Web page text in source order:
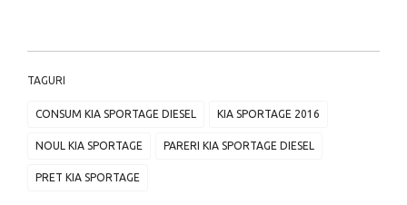
TAGURI
CONSUM KIA SPORTAGE DIESEL KIA SPORTAGE 2016
NOUL KIA SPORTAGE PARERI KIA SPORTAGE DIESEL
PRET KIA SPORTAGE